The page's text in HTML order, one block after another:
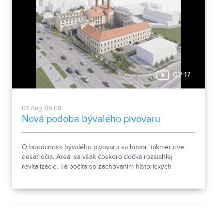
02:17
04.Aug, 06:08
Nová podoba bývalého pivovaru
O budúcnosti bývalého pivovaru sa hovorí takmer dve
desaťročia. Areál sa však čoskoro dočká rozsiahlej
revitalizácie. Tá počíta so zachovaním historických